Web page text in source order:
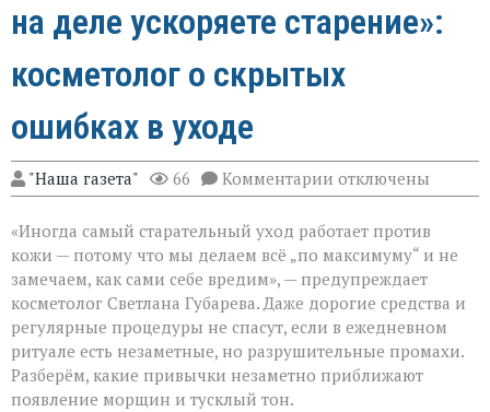
на деле ускоряете старение»:
косметолог о скрытых
ошибках в уходе
"Наша газета" 66 Комментарии к
записи
думаете,
что
ухаживаете,
а
на
деле
ускоряете
старение»:
косметолог
отключены
«Иногда самый старательный уход работает против
кожи — потому что мы делаем всё „по максимуму“ и не
замечаем, как сами себе вредим», — предупреждает
косметолог Светлана Губарева. Даже дорогие средства и
регулярные процедуры не спасут, если в ежедневном
ритуале есть незаметные, но разрушительные промахи.
Разберём, какие привычки незаметно приближают
появление морщин и тусклый тон.